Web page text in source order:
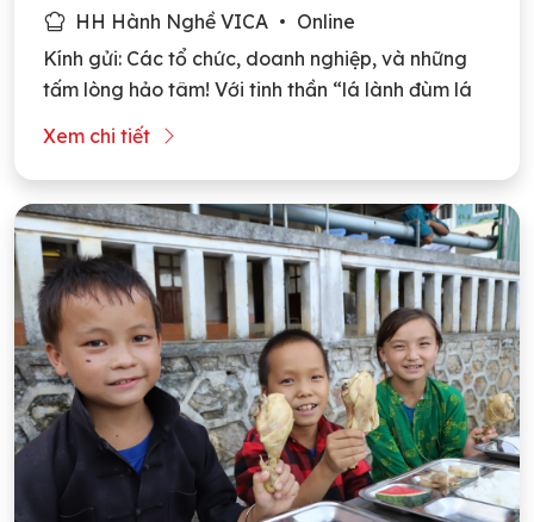
HH Hành Nghề VICA
Online
Kính gửi: Các tổ chức, doanh nghiệp, và những
tấm lòng hảo tâm! Với tinh thần “lá lành đùm lá
rách”, chúng tôi – Hiệp Hội Dạy Nghề và Việc
Làm Đầu Bếp Việt Nam (VICA) – đang phối hợp
với Quỹ Tấm lòng Việt triển khai dự án xây dựng
bếp ăn cho bà […]
Xem chi tiết